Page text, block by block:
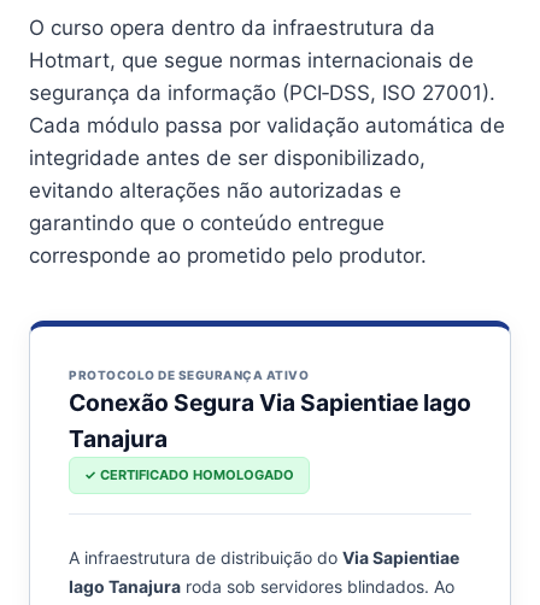
O curso opera dentro da infraestrutura da
Hotmart, que segue normas internacionais de
segurança da informação (PCI‑DSS, ISO 27001).
Cada módulo passa por validação automática de
integridade antes de ser disponibilizado,
evitando alterações não autorizadas e
garantindo que o conteúdo entregue
corresponde ao prometido pelo produtor.
PROTOCOLO DE SEGURANÇA ATIVO
Conexão Segura Via Sapientiae Iago
Tanajura
✓ CERTIFICADO HOMOLOGADO
A infraestrutura de distribuição do Via Sapientiae
Iago Tanajura roda sob servidores blindados. Ao